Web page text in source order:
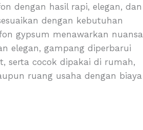
dengan hasil rapi, elegan, dan
dengan kebutuhan
gypsum menawarkan nuansa
elegan, gampang diperbarui
serta cocok dipakai di rumah,
ruang usaha dengan biaya